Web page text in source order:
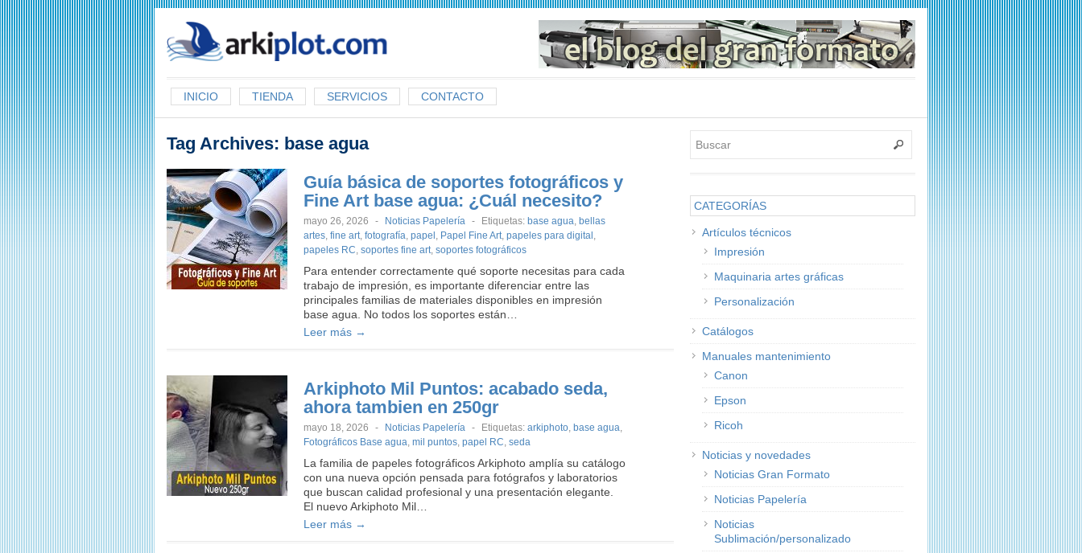
INICIO TIENDA SERVICIOS CONTACTO
Tag Archives: base agua
Guía básica de soportes fotográficos y
Fine Art base agua: ¿Cuál necesito?
mayo 26, 2026 - Noticias Papelería - Etiquetas: base agua, bellas
artes, fine art, fotografía, papel , Papel Fine Art, papeles para digital ,
papeles RC, soportes fine art, soportes fotográficos
Para entender correctamente qué soporte necesitas para cada
trabajo de impresión, es importante diferenciar entre las
principales familias de materiales disponibles en impresión
base agua. No todos los soportes están…
Leer más →
Arkiphoto Mil Puntos: acabado seda,
ahora tambien en 250gr
mayo 18, 2026 - Noticias Papelería - Etiquetas: arkiphoto, base agua,
Fotográficos Base agua, mil puntos, papel RC, seda
La familia de papeles fotográficos Arkiphoto amplía su catálogo
con una nueva opción pensada para fotógrafos y laboratorios
que buscan calidad profesional y una presentación elegante.
El nuevo Arkiphoto Mil…
Leer más →
CATEGORÍAS
Artículos técnicos
Impresión
Maquinaria artes gráficas
Personalización
Catálogos
Manuales mantenimiento
Canon
Epson
Ricoh
Noticias y novedades
Noticias Gran Formato
Noticias Papelería
Noticias
Sublimación/personalizado